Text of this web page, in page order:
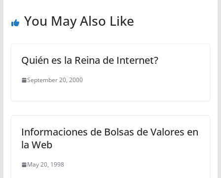
You May Also Like
Quién es la Reina de Internet?
September 20, 2000
Informaciones de Bolsas de Valores en
la Web
May 20, 1998